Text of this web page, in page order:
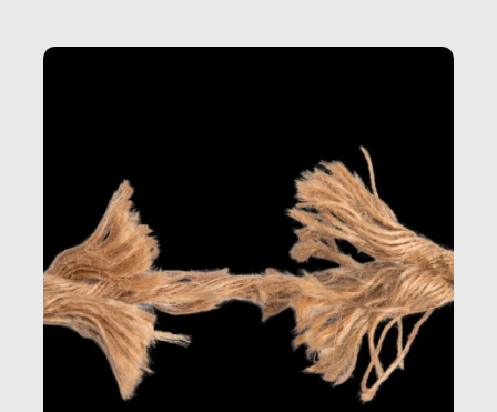
dietro gli oggetti e i servizi che fanno la nostra vita